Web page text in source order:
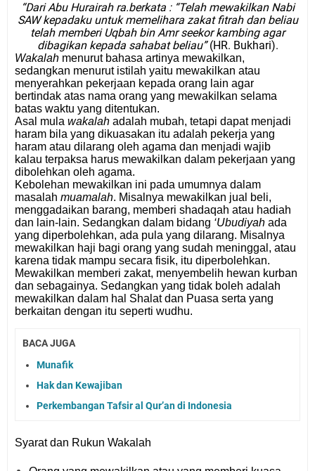
“Dari Abu Hurairah ra.berkata : “Telah mewakilkan Nabi
SAW kepadaku untuk memelihara zakat fitrah dan beliau
telah memberi Uqbah bin Amr seekor kambing agar
dibagikan kepada sahabat beliau”(HR. Bukhari).
Wakalah menurut bahasa artinya mewakilkan,
sedangkan menurut istilah yaitu mewakilkan atau
menyerahkan pekerjaan kepada orang lain agar
bertindak atas nama orang yang mewakilkan selama
batas waktu yang ditentukan.
Asal mula wakalah adalah mubah, tetapi dapat menjadi
haram bila yang dikuasakan itu adalah pekerja yang
haram atau dilarang oleh agama dan menjadi wajib
kalau terpaksa harus mewakilkan dalam pekerjaan yang
dibolehkan oleh agama.
Kebolehan mewakilkan ini pada umumnya dalam
masalah muamalah. Misalnya mewakilkan jual beli,
menggadaikan barang, memberi shadaqah atau hadiah
dan lain-lain. Sedangkan dalam bidang ‘Ubudiyah ada
yang diperbolehkan, ada pula yang dilarang. Misalnya
mewakilkan haji bagi orang yang sudah meninggal, atau
karena tidak mampu secara fisik, itu diperbolehkan.
Mewakilkan memberi zakat, menyembelih hewan kurban
dan sebagainya. Sedangkan yang tidak boleh adalah
mewakilkan dalam hal Shalat dan Puasa serta yang
berkaitan dengan itu seperti wudhu.
BACA JUGA
Munafik
Hak dan Kewajiban
Perkembangan Tafsir al Qur’an di Indonesia
Syarat dan Rukun Wakalah